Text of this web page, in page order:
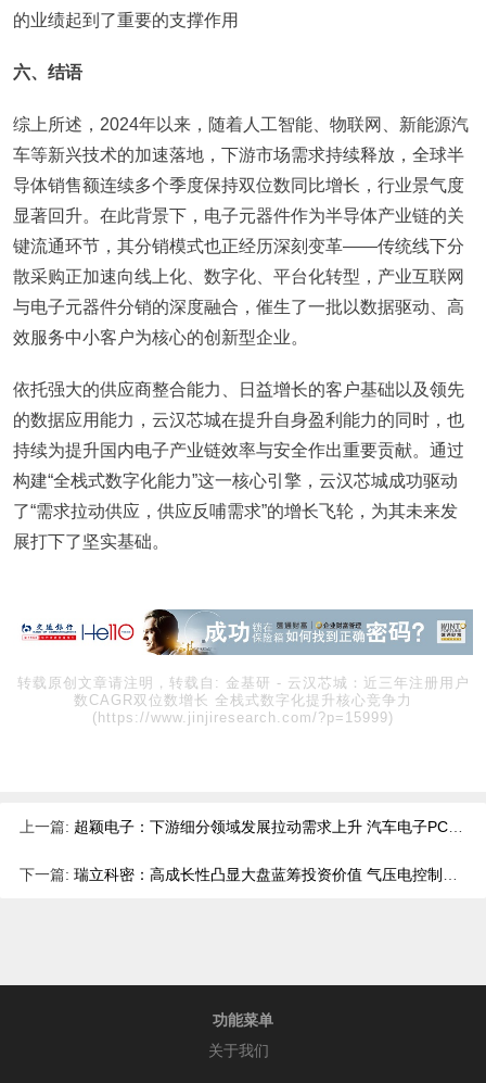
的业绩起到了重要的支撑作用
六、结语
综上所述，2024年以来，随着人工智能、物联网、新能源汽
车等新兴技术的加速落地，下游市场需求持续释放，全球半
导体销售额连续多个季度保持双位数同比增长，行业景气度
显著回升。在此背景下，电子元器件作为半导体产业链的关
键流通环节，其分销模式也正经历深刻变革——传统线下分
散采购正加速向线上化、数字化、平台化转型，产业互联网
与电子元器件分销的深度融合，催生了一批以数据驱动、高
效服务中小客户为核心的创新型企业。
依托强大的供应商整合能力、日益增长的客户基础以及领先
的数据应用能力，云汉芯城在提升自身盈利能力的同时，也
持续为提升国内电子产业链效率与安全作出重要贡献。通过
构建“全栈式数字化能力”这一核心引擎，云汉芯城成功驱动
了“需求拉动供应，供应反哺需求”的增长飞轮，为其未来发
展打下了坚实基础。
转载原创文章请注明，转载自: 金基研 - 云汉芯城：近三年注册用户
数CAGR双位数增长 全栈式数字化提升核心竞争力
(https://www.jinjiresearch.com/?p=15999)
上一篇: 超颖电子：下游细分领域发展拉动需求上升 汽车电子PCB市占率国内排名前列
下一篇: 瑞立科密：高成长性凸显大盘蓝筹投资价值 气压电控制动系统市占率居首
功能菜单
关于我们